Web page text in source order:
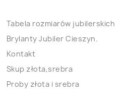
Tabela rozmiarów jubilerskich
Brylanty Jubiler Cieszyn.
Kontakt
Skup złota,srebra
Proby złota i srebra